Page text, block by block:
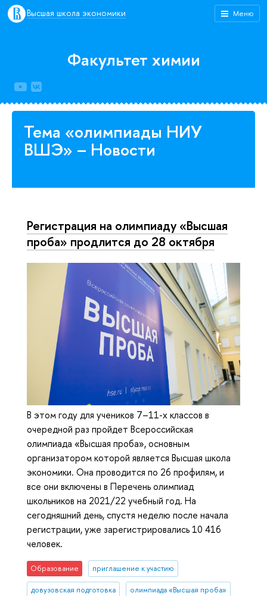
Меню
Высшая школа экономики
Факультет химии
Тема «олимпиады НИУ
ВШЭ» – Новости
Регистрация на олимпиаду «Высшая
проба» продлится до 28 октября
В этом году для учеников 7–11-х классов в
очередной раз пройдет Всероссийская
олимпиада «Высшая проба», основным
организатором которой является Высшая школа
экономики. Она проводится по 26 профилям, и
все они включены в Перечень олимпиад
школьников на 2021/22 учебный год. На
сегодняшний день, спустя неделю после начала
регистрации, уже зарегистрировались 10 416
человек.
Образование приглашение к участию
довузовская подготовка олимпиада «Высшая проба»